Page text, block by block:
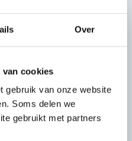
Over
van cookies
gebruik van onze website
Soms delen we
gebruikt met partners
ANVR, om dit signaal
te brengen.
over HAL-
de mogelijkheden
Holland America Line
hun website